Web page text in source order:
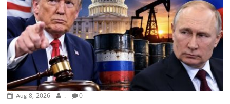
Aug 8, 2026 . 0